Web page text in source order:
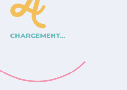
CHARGEMENT...